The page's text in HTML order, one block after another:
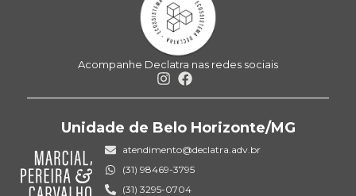
Acompanhe Declatra nas redes sociais
Unidade de Belo Horizonte/MG
atendimento@declatra.adv.br
(31) 98469-3795
(31) 3295-0704